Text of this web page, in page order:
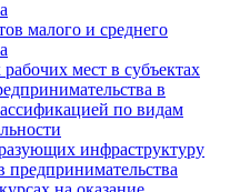
малого и среднего
мест в субъектах
в
по видам
инфраструктуру
предпринимательства